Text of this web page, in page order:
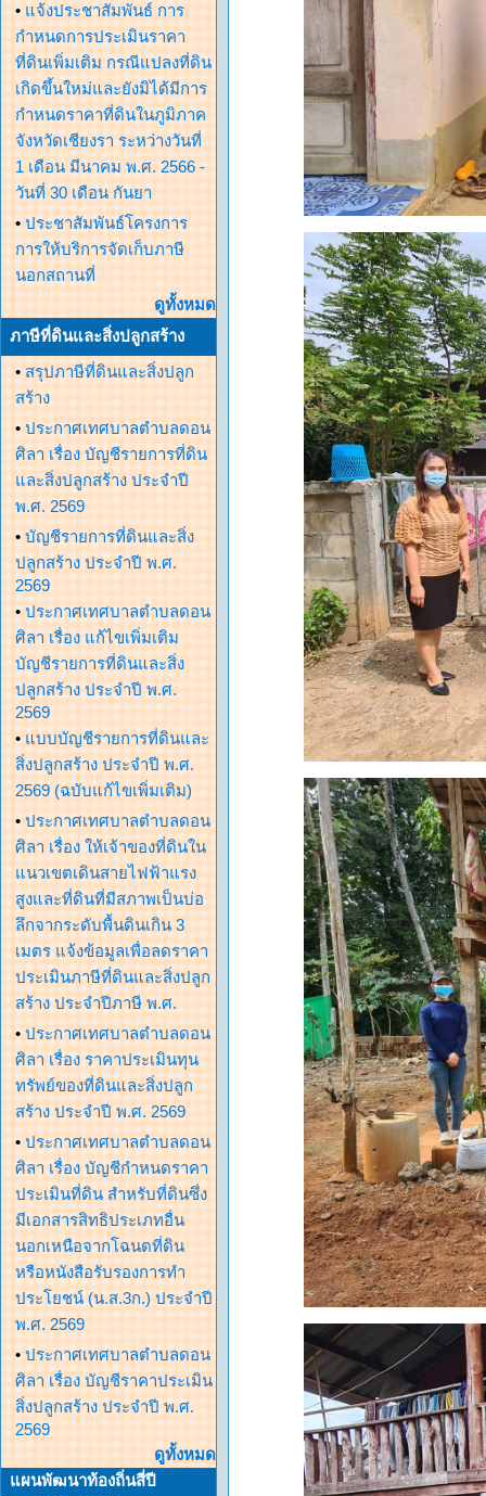
• แจ้งประชาสัมพันธ์ การ
กำหนดการประเมินราคา
ที่ดินเพิ่มเติม กรณีแปลงที่ดิน
เกิดขึ้นใหม่และยังมิได้มีการ
กำหนดราคาที่ดินในภูมิภาค
จังหวัดเชียงรา ระหว่างวันที่
1 เดือน มีนาคม พ.ศ. 2566 -
วันที่ 30 เดือน กันยา
• ประชาสัมพันธ์โครงการ
การให้บริการจัดเก็บภาษี
นอกสถานที่
ดูทั้งหมด
ภาษีที่ดินและสิ่งปลูกสร้าง
• สรุปภาษีที่ดินและสิ่งปลูก
สร้าง
• ประกาศเทศบาลตำบลดอน
ศิลา เรื่อง บัญชีรายการที่ดิน
และสิ่งปลูกสร้าง ประจำปี
พ.ศ. 2569
• บัญชีรายการที่ดินและสิ่ง
ปลูกสร้าง ประจำปี พ.ศ.
2569
• ประกาศเทศบาลตำบลดอน
ศิลา เรื่อง แก้ไขเพิ่มเติม
บัญชีรายการที่ดินและสิ่ง
ปลูกสร้าง ประจำปี พ.ศ.
2569
• แบบบัญชีรายการที่ดินและ
สิ่งปลูกสร้าง ประจำปี พ.ศ.
2569 (ฉบับแก้ไขเพิ่มเติม)
• ประกาศเทศบาลตำบลดอน
ศิลา เรื่อง ให้เจ้าของที่ดินใน
แนวเขตเดินสายไฟฟ้าแรง
สูงและที่ดินที่มีสภาพเป็นบ่อ
ลึกจากระดับพื้นดินเกิน 3
เมตร แจ้งข้อมูลเพื่อลดราคา
ประเมินภาษีที่ดินและสิ่งปลูก
สร้าง ประจำปีภาษี พ.ศ.
• ประกาศเทศบาลตำบลดอน
ศิลา เรื่อง ราคาประเมินทุน
ทรัพย์ของที่ดินและสิ่งปลูก
สร้าง ประจำปี พ.ศ. 2569
• ประกาศเทศบาลตำบลดอน
ศิลา เรื่อง บัญชีกำหนดราคา
ประเมินที่ดิน สำหรับที่ดินซึ่ง
มีเอกสารสิทธิประเภทอื่น
นอกเหนือจากโฉนดที่ดิน
หรือหนังสือรับรองการทำ
ประโยชน์ (น.ส.3ก.) ประจำปี
พ.ศ. 2569
• ประกาศเทศบาลตำบลดอน
ศิลา เรื่อง บัญชีราคาประเมิน
สิ่งปลูกสร้าง ประจำปี พ.ศ.
2569
ดูทั้งหมด
แผนพัฒนาท้องถิ่นสี่ปี